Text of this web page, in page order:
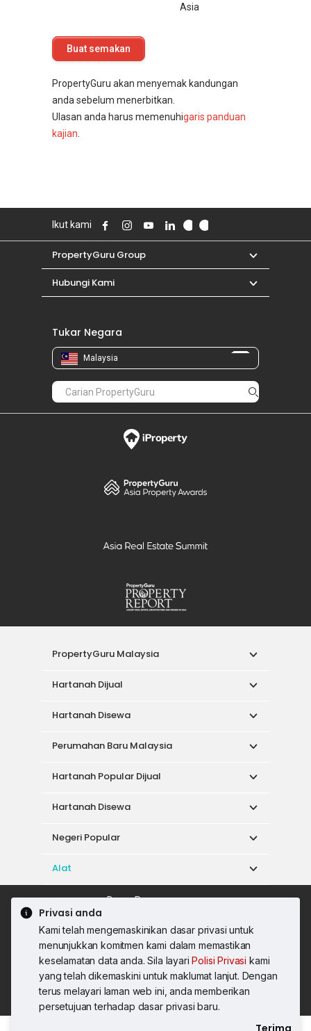
Privasi anda
Kami telah mengemaskinikan dasar privasi untuk
menunjukkan komitmen kami dalam memastikan
keselamatan data anda. Sila layariPolisi Privasi kami
yang telah dikemaskini untuk maklumat lanjut. Dengan
terus melayari laman web ini, anda memberikan
persetujuan terhadap dasar privasi baru.
Terima
Asia
PropertyGuru akan menyemak kandungan
anda sebelum menerbitkan.
Ulasan anda harus memenuhigaris panduan
kajian
Ikut kami
PropertyGuru Group
Hubungi Kami
Tukar Negara
Malaysia
PropertyGuru Malaysia
Hartanah Dijual
Hartanah Disewa
Perumahan Baru Malaysia
Hartanah Popular Dijual
Hartanah Disewa
Negeri Popular
Alat
Dasar Penggunaan
Syarat Perkhidmatan
Syarat Pembelian
© 2026 PropertyGuru International (Malaysia)
Sdn. Bhd.
201001036744 (920667-W) Semua hak
terpelihara